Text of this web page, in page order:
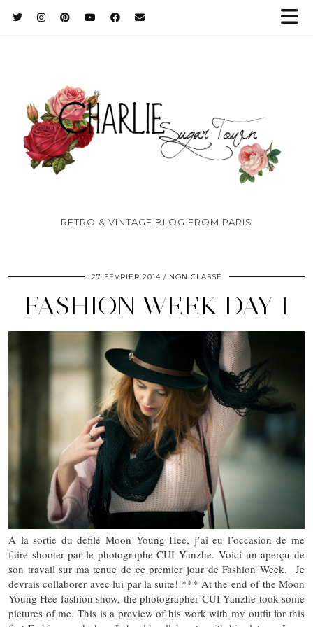
RETRO & VINTAGE BLOG FROM PARIS
27 FÉVRIER 2014 NON CLASSÉ
FASHION WEEK DAY 1
A la sortie du défilé Moon Young Hee, j’ai eu l’occasion de me
faire shooter par le photographe CUI Yanzhe. Voici un aperçu de
son travail sur ma tenue de ce premier jour de Fashion Week. Je
devrais collaborer avec lui par la suite! *** At the end of the Moon
Young Hee fashion show, the photographer CUI Yanzhe took some
pictures of me. This is a preview of his work with my outfit for this